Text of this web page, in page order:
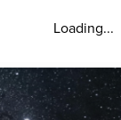
Loading...